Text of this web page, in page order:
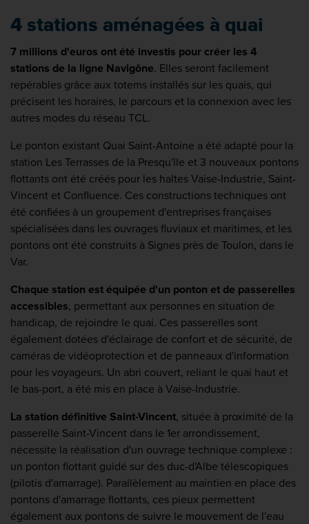
4 stations aménagées à quai
7 millions d'euros ont été investis pour créer les 4
stations de la ligne Navigône. Elles seront facilement
repérables grâce aux totems installés sur les quais, qui
précisent les horaires, le parcours et la connexion avec les
autres modes du réseau TCL.
Le ponton existant Quai Saint-Antoine a été adapté pour la
station Les Terrasses de la Presqu'île et 3 nouveaux pontons
flottants ont été créés pour les haltes Vaise-Industrie, Saint-
Vincent et Confluence. Ces constructions techniques ont
été confiées à un groupement d'entreprises françaises
spécialisées dans les ouvrages fluviaux et maritimes, et les
pontons ont été construits à Signes près de Toulon, dans le
Var.
Chaque station est équipée d'un ponton et de passerelles
accessibles, permettant aux personnes en situation de
handicap, de rejoindre le quai. Ces passerelles sont
également dotées d'éclairage de confort et de sécurité, de
caméras de vidéoprotection et de panneaux d'information
pour les voyageurs. Un abri couvert, reliant le quai haut et
le bas-port, a été mis en place à Vaise-Industrie.
La station définitive Saint-Vincent, située à proximité de la
passerelle Saint-Vincent dans le 1er arrondissement,
nécessite la réalisation d'un ouvrage technique complexe :
un ponton flottant guidé sur des duc-d'Albe télescopiques
(pilotis d'amarrage). Parallèlement au maintien en place des
pontons d'amarrage flottants, ces pieux permettent
également aux pontons de suivre le mouvement de l'eau